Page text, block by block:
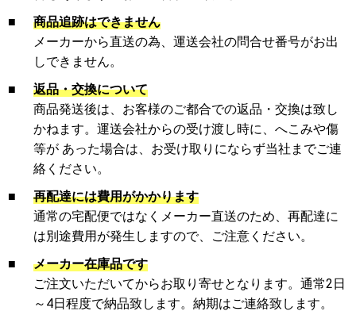
■
商品追跡はできません
メーカーから直送の為、運送会社の問合せ番号がお出
しできません。
■
返品・交換について
商品発送後は、お客様のご都合での返品・交換は致し
かねます。運送会社からの受け渡し時に、へこみや傷
等が あった場合は、お受け取りにならず当社までご連
絡ください。
■
再配達には費用がかかります
通常の宅配便ではなくメーカー直送のため、再配達に
は別途費用が発生しますので、ご注意ください。
■
メーカー在庫品です
ご注文いただいてからお取り寄せとなります。通常2日
～4日程度で納品致します。納期はご連絡致します。